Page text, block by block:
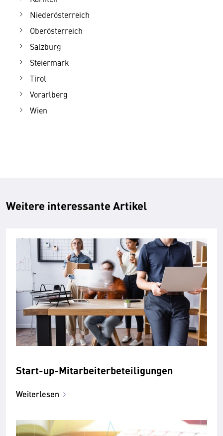
Niederösterreich
Oberösterreich
Salzburg
Steiermark
Tirol
Vorarlberg
Wien
Weitere interessante Artikel
Start-up-Mitarbeiterbeteiligungen
Weiterlesen